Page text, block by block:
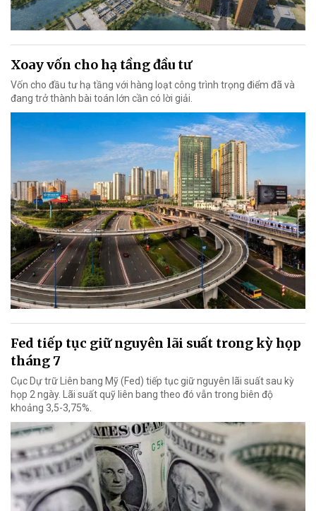
Xoay vốn cho hạ tầng đầu tư
Vốn cho đầu tư hạ tầng với hàng loạt công trình trọng điểm đã và
đang trở thành bài toán lớn cần có lời giải.
Fed tiếp tục giữ nguyên lãi suất trong kỳ họp
tháng 7
Cục Dự trữ Liên bang Mỹ (Fed) tiếp tục giữ nguyên lãi suất sau kỳ
họp 2 ngày. Lãi suất quỹ liên bang theo đó vẫn trong biên độ
khoảng 3,5-3,75%.